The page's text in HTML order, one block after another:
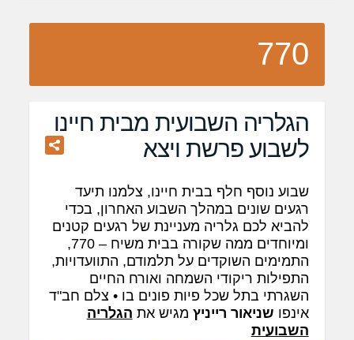
770
הגלריה השבועית מבית חיינו
לשבוע פרשת ויצא
שבוע נוסף חלף בבית חיינו, צלמנו תיעד
רגעים שונים במהלך השבוע האחרון, בכדי
להביא לכם גלריה מעניינת של רגעים קטנים
ומיוחדים ממה שקורה בבית משיח – 770,
התמימים השוקדים על תלמודם, התוועדויות,
התפילות ריקודי השמחה ואורח החיים
השגרתי בתל שכל פיות פונים בו • צלם חב"ד
אינפו שניאור רייניץ מגיש את הגלריה
השבועית